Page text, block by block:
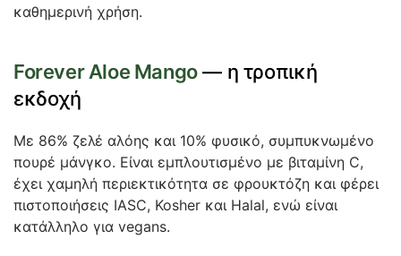
καθημερινή χρήση.
Forever Aloe Mango— η τροπική
εκδοχή
Με 86% ζελέ αλόης και 10% φυσικό, συμπυκνωμένο
πουρέ μάνγκο. Είναι εμπλουτισμένο με βιταμίνη C,
έχει χαμηλή περιεκτικότητα σε φρουκτόζη και φέρει
πιστοποιήσεις IASC, Kosher και Halal, ενώ είναι
κατάλληλο για vegans.